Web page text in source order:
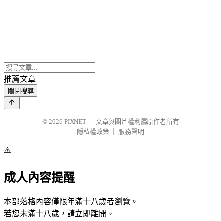
推薦文章
關閉搜尋
© 2026 PIXNET
文章與圖片權利屬原作者所有
隱私權政策
服務聲明
⚠️
成人內容提醒
本部落格內容僅限年滿十八歲者瀏覽。
若您未滿十八歲，請立即離開。